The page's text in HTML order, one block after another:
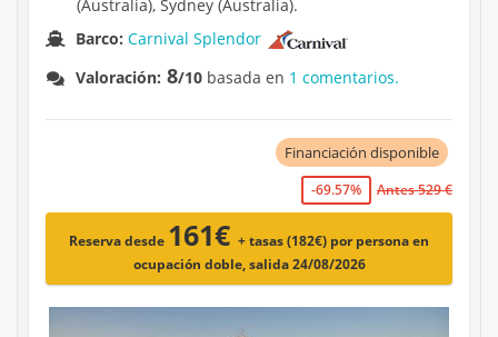
(Australia), Sydney (Australia).
Barco:Carnival Splendor
Valoración: 8/10 basada en 1 comentarios.
Financiación disponible
-69.57% Antes 529 €
Reserva desde 161€ + tasas (182€) por persona en
ocupación doble, salida 24/08/2026